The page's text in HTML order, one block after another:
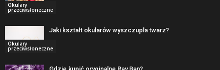
Okulary
przeciwsłoneczne
Okulary
przeciwsłoneczne
Jaki kształt okularów wyszczupla twarz?